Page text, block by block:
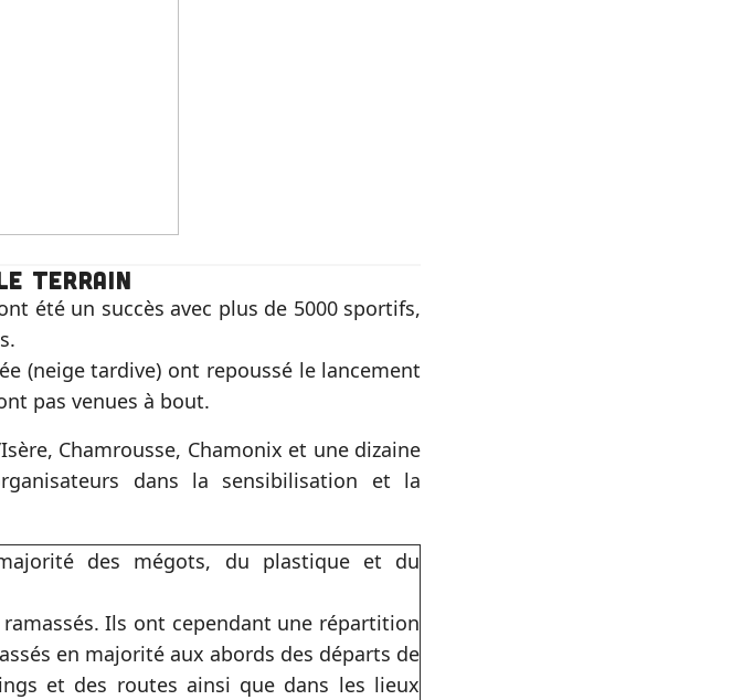
le terrain
été un succès avec plus de 5000 sportifs,
(neige tardive) ont repoussé le lancement
pas venues à bout.
Chamrousse, Chamonix et une dizaine
dans la sensibilisation et la
des mégots, du plastique et du
Ils ont cependant une répartition
en majorité aux abords des départs de
et des routes ainsi que dans les lieux